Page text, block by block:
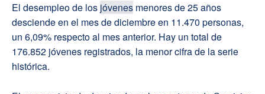
El desempleo de los jóvenes menores de 25 años
desciende en el mes de diciembre en 11.470 personas,
un 6,09% respecto al mes anterior. Hay un total de
176.852 jóvenes registrados, la menor cifra de la serie
histórica.